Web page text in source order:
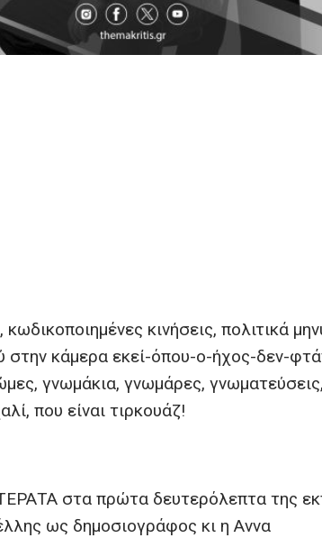
κινήσεις, πολιτικά
στην κάμερα εκεί-όπου-ο-ήχος-δεν-
γνωμάκια, γνωμάρες,
που είναι τιρκουάζ!
στα πρώτα δευτερόλεπτα της
ως δημοσιογράφος κι η Αννα